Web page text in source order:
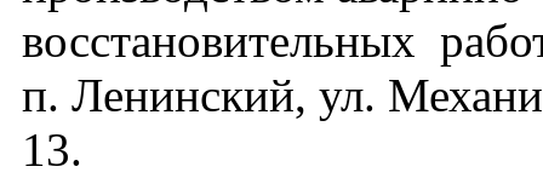
восстановительных
п. Ленинский, ул.
13.